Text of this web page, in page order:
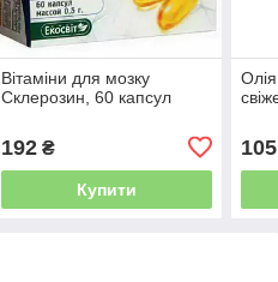
Вітаміни для мозку
Склерозин, 60 капсул
192₴
Купити
105